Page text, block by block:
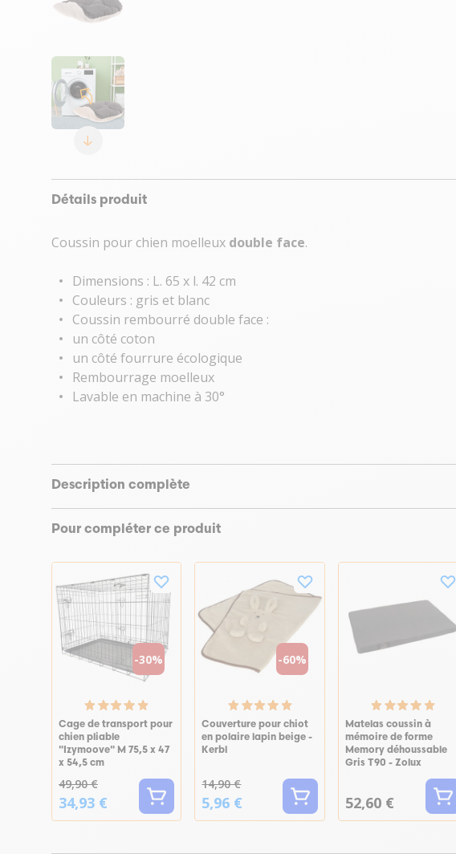
Détails produit
Coussin pour chien moelleux double face.
Dimensions : L. 65 x l. 42 cm
Couleurs : gris et blanc
Coussin rembourré double face :
un côté coton
un côté fourrure écologique
Rembourrage moelleux
Lavable en machine à 30°
Description complète
Pour compléter ce produit
-30%
Cage de transport pour
chien pliable
"Izymoove" M 75,5 x 47
x 54,5 cm
49,90 €
34,93 €
-60%
Couverture pour chiot
en polaire lapin beige -
Kerbl
14,90 €
5,96 €
Matelas coussin à
mémoire de forme
Memory déhoussable
Gris T90 - Zolux
52,60 €